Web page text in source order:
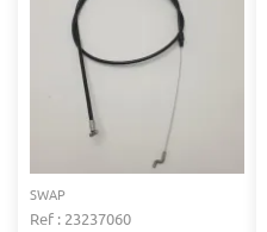
SWAP
Ref : 23237060